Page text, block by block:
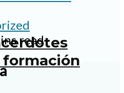
formación
read